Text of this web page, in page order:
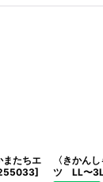
またちエ
]
〈きかん
ツ LL〜